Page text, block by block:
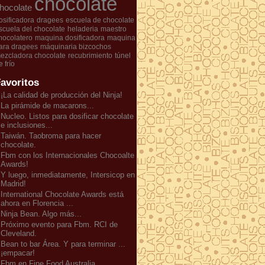
dragees escuela de chocolate
del chocolate heladeria maestro
maquina dosificadora maquina
dragees máquinaria bizcochos
chocolate recubrimiento túnel
frío
¡La calidad de producción del Ninja!
La pirámide de macarons...
Nucleo. Listos para dosificar chocolate
e inclusiones...
Taiwán. Taobroma para hacer
chocolate.
Fbm con los Internacionales Chocoalte
Awards!
Y luego, inmediatamente, Intersicop en
Madrid!
International Chocolate Awards está
ahora en Florencia ...
Ninja Bean. Algo más...
Próximo evento para Fbm. RCI de
Cleveland.
Bean to bar Área. Y para terminar ...
¡empacar!